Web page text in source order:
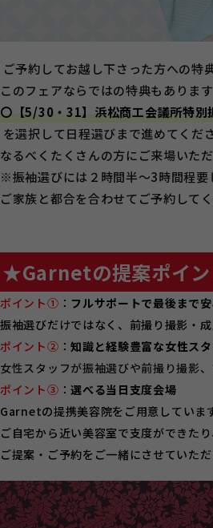
ご予約してお越し下さった方への特
このフェアならではの特典もあります
〇 【5/30・31】浜松商工会議所特別
を選択して日程選びまで進めてくださ
なるべくたくさんの方にご来場いた
※振袖選びには２時間半～3時間程要
ご家族と都合を合わせてご予約して
★Garnetの提案ポイン
ポイント① ： フルサポートで最後まで安
振袖選びだけではなく、前撮り撮影・
ポイント② ：知識と経験豊富な女性ス
女性スタッフが振袖選びや前撮り撮影
ポイント③ ：選べる当日支度会場
Garnetの提携美容院をご用意していま
ご自宅から近い美容室で支度ができた
ご提案・ご予約をご一緒にさせていただ